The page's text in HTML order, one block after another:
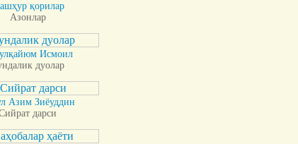
қорилар
Азонлар
Исмоил
дуолар
Азим Зиёуддин
дарси